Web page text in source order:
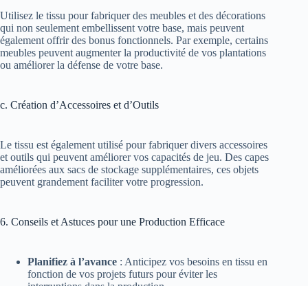
Utilisez le tissu pour fabriquer des meubles et des décorations
qui non seulement embellissent votre base, mais peuvent
également offrir des bonus fonctionnels. Par exemple, certains
meubles peuvent augmenter la productivité de vos plantations
ou améliorer la défense de votre base.
c. Création d’Accessoires et d’Outils
Le tissu est également utilisé pour fabriquer divers accessoires
et outils qui peuvent améliorer vos capacités de jeu. Des capes
améliorées aux sacs de stockage supplémentaires, ces objets
peuvent grandement faciliter votre progression.
6. Conseils et Astuces pour une Production Efficace
Planifiez à l’avance : Anticipez vos besoins en tissu en
fonction de vos projets futurs pour éviter les